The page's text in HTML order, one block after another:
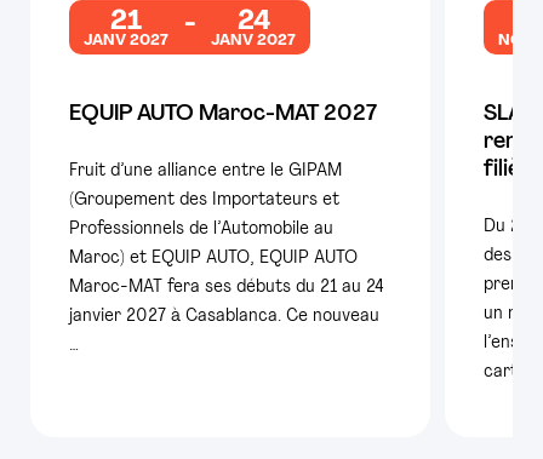
21
JANV 2027
24
JANV 2027
EQUIP AUTO Maroc-MAT 2027
Fruit d’une alliance entre le GIPAM
(Groupement des Importateurs et
Professionnels de l’Automobile au
Maroc) et EQUIP AUTO, EQUIP AUTO
Maroc-MAT fera ses débuts du 21 au 24
janvier 2027 à Casablanca. Ce nouveau
…
NOV
Du 25
des
un
carte